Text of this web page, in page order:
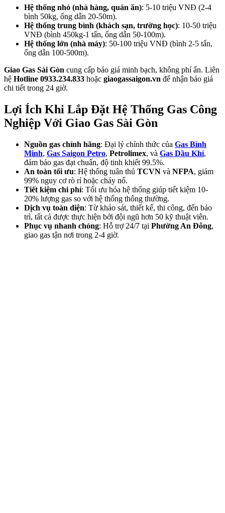
Hệ thống nhỏ (nhà hàng, quán ăn): 5-10 triệu VNĐ (2-4
bình 50kg, ống dẫn 20-50m).
Hệ thống trung bình (khách sạn, trường học): 10-50 triệu
VNĐ (bình 450kg-1 tấn, ống dẫn 50-100m).
Hệ thống lớn (nhà máy): 50-100 triệu VNĐ (bình 2-5 tấn,
ống dẫn 100-500m).
Giao Gas Sài Gòn cung cấp báo giá minh bạch, không phí ẩn. Liên
hệ Hotline 0933.234.833 hoặc giaogassaigon.vn để nhận báo giá
chi tiết trong 24 giờ.
Lợi Ích Khi Lắp Đặt Hệ Thống Gas Công
Nghiệp Với Giao Gas Sài Gòn
Nguồn gas chính hãng: Đại lý chính thức của Gas Bình
Minh, Gas Saigon Petro, Petrolimex, và Gas Dầu Khí,
đảm bảo gas đạt chuẩn, độ tinh khiết 99.5%.
An toàn tối ưu: Hệ thống tuân thủ TCVN và NFPA, giảm
99% nguy cơ rò rỉ hoặc cháy nổ.
Tiết kiệm chi phí: Tối ưu hóa hệ thống giúp tiết kiệm 10-
20% lượng gas so với hệ thống thông thường.
Dịch vụ toàn diện: Từ khảo sát, thiết kế, thi công, đến bảo
trì, tất cả được thực hiện bởi đội ngũ hơn 50 kỹ thuật viên.
Phục vụ nhanh chóng: Hỗ trợ 24/7 tại Phường An Đông,
giao gas tận nơi trong 2-4 giờ.